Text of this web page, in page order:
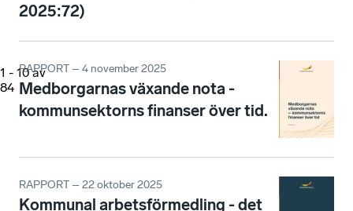
1 - 10 av
84
2025:72)
RAPPORT – 4 november 2025
Medborgarnas växande nota -
kommunsektorns finanser över tid.
RAPPORT – 22 oktober 2025
Kommunal arbetsförmedling - det